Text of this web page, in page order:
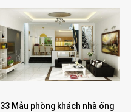
33 Mẫu phòng khách nhà ống